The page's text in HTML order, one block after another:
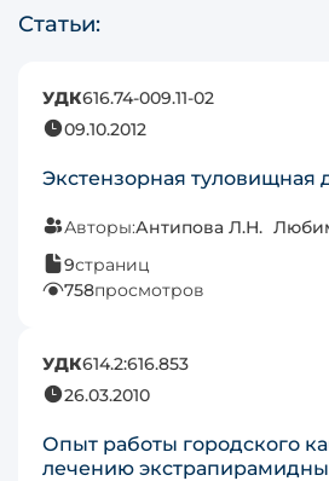
Статьи:
УДК616.74-009.11-02
09.10.2012
Экстензорная туловищная
Авторы:Антипова Л.Н.
9страниц
758просмотров
УДК614.2:616.853
26.03.2010
Опыт работы городского
лечению